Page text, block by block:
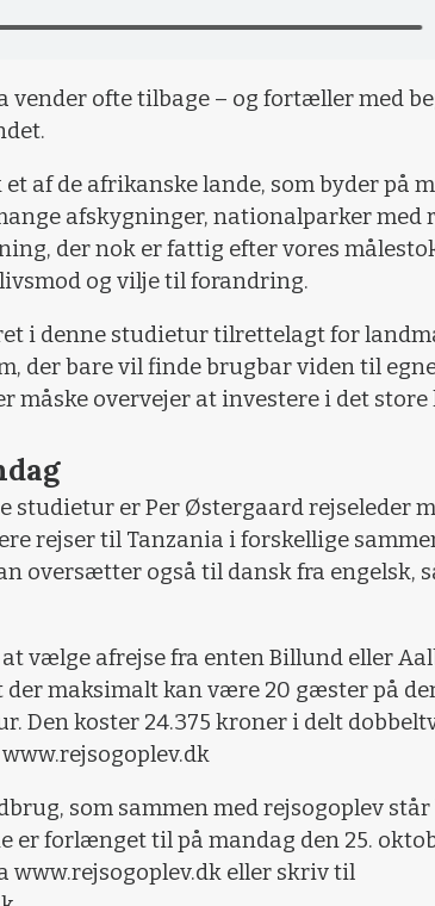
vender ofte tilbage – og fortæller med
af de afrikanske lande, som byder på
afskygninger, nationalparker med
der nok er fattig efter vores
og vilje til forandring.
i denne studietur tilrettelagt for
der bare vil finde brugbar viden til
måske overvejer at investere i det store
studietur er Per Østergaard rejseleder
rejser til Tanzania i forskellige
oversætter også til dansk fra engelsk,
vælge afrejse fra enten Billund eller
maksimalt kan være 20 gæster på
Den koster 24.375 kroner i delt
www.rejsogoplev.dk
som sammen med rejsogoplev står
er forlænget til på mandag den 25.
www.rejsogoplev.dk eller skriv til